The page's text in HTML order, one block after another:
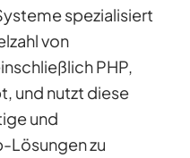
spezialisiert
von
PHP,
und nutzt diese
und
Lösungen zu